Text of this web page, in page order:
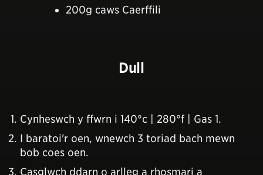
200g caws Caerffili
Dull
Cynheswch y ffwrn i 140°c | 280°f | Gas 1.
I baratoi'r oen, wnewch 3 toriad bach mewn
bob coes oen.
Casglwch ddarn o arlleg a rhosmari a